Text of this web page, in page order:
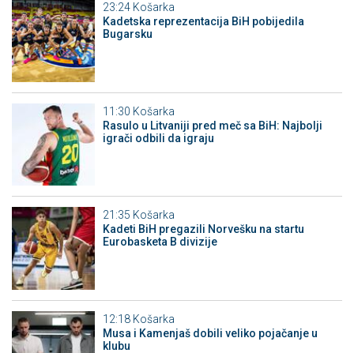
23:24 Košarka
Kadetska reprezentacija BiH pobijedila
Bugarsku
11:30 Košarka
Rasulo u Litvaniji pred meč sa BiH: Najbolji
igrači odbili da igraju
21:35 Košarka
Kadeti BiH pregazili Norvešku na startu
Eurobasketa B divizije
12:18 Košarka
Musa i Kamenjaš dobili veliko pojačanje u
klubu